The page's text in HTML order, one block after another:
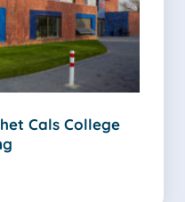
Cals College